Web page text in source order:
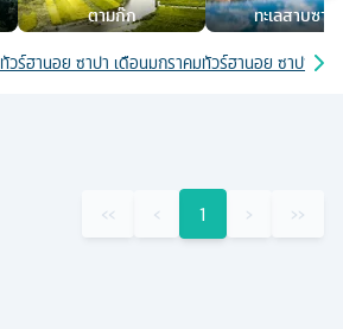
ตามก๊ก ทะเลสาบซาป
ทัวร์ฮานอย ซาปา เดือนมกราคมทัวร์ฮานอย ซาปา เดื
‹‹ ‹ 1 › ››